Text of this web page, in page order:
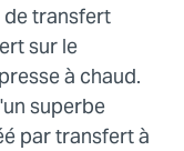
de transfert
sur le
à chaud.
superbe
par transfert à